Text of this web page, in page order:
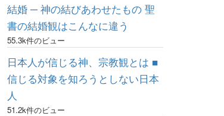
結婚 ─ 神の結びあわせたもの 聖
書の結婚観はこんなに違う
55.3k件のビュー
日本人が信じる神、宗教観とは ■
信じる対象を知ろうとしない日本
人
51.2k件のビュー